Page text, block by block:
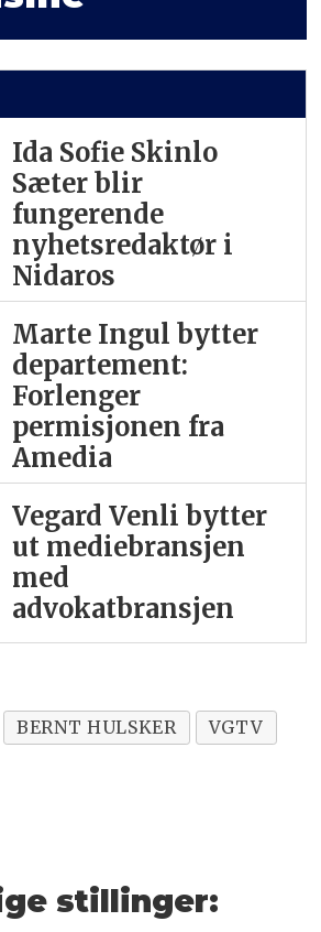
Ida Sofie Skinlo
Sæter blir
fungerende
nyhetsredaktør i
Nidaros
Marte Ingul bytter
departement:
Forlenger
permisjonen fra
Amedia
Vegard Venli bytter
ut mediebransjen
med
advokatbransjen
BERNT HULSKER
VGTV
stillinger: